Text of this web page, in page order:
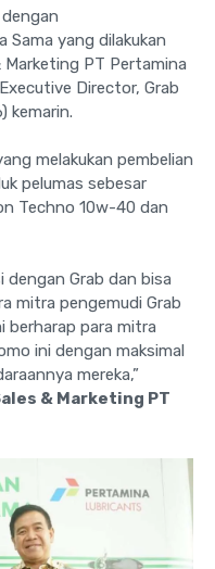
Sama yang dilakukan
Marketing PT Pertamina
Director, Grab
kemarin.
melakukan pembelian
pelumas sebesar
Techno 10w-40 dan
dengan Grab dan bisa
mitra pengemudi Grab
berharap para mitra
ini dengan maksimal
mereka,”
& Marketing PT